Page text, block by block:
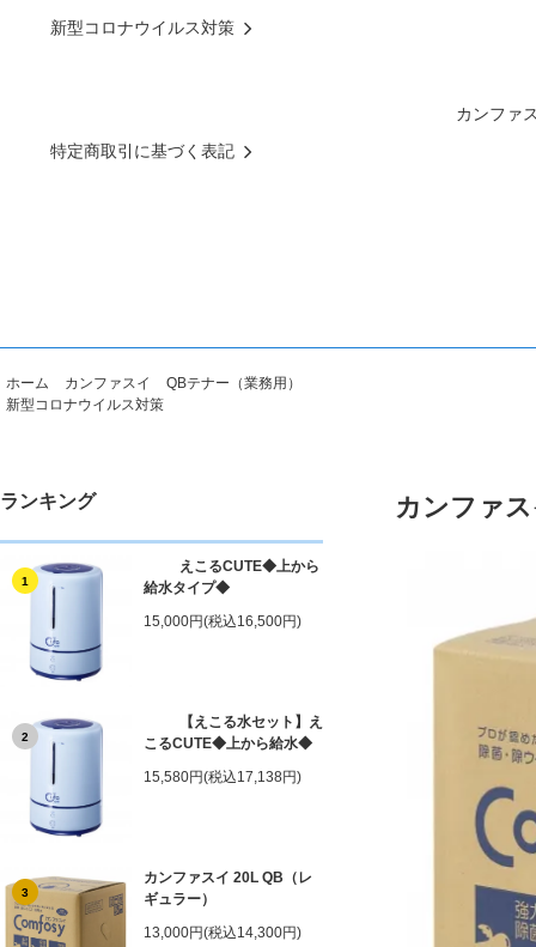
新型コロナウイルス対策
カンファ
特定商取引に基づく表記
ホーム カンファスイ
QBテナー（業務用）
新型コロナウイルス対策
ランキング
1
えこるCUTE◆上から
給水タイプ◆
15,000円(税込16,500円)
2
【えこる水セット】え
こるCUTE◆上から給水◆
15,580円(税込17,138円)
3
カンファスイ 20L QB（レ
ギュラー）
13,000円(税込14,300円)
カンファ